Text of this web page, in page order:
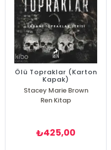
Ölü Topraklar (Karton
Kapak)
Stacey Marie Brown
Ren Kitap
₺425,00